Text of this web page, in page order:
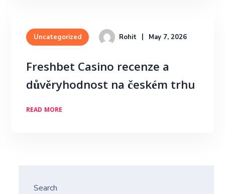
Uncategorized Rohit May 7, 2026
Freshbet Casino recenze a
důvěryhodnost na českém trhu
READ MORE
Search